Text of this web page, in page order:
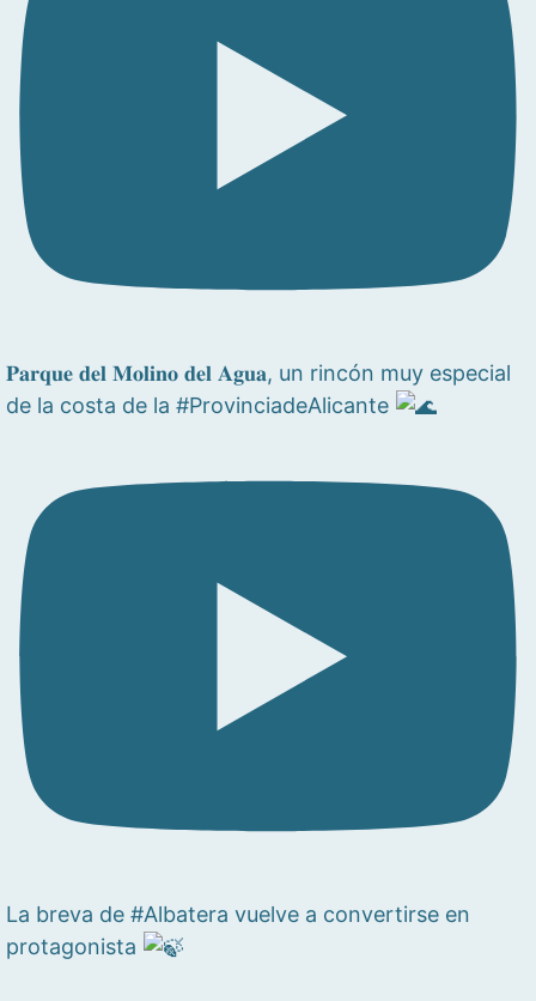
𝐏𝐚𝐫𝐪𝐮𝐞 𝐝𝐞𝐥 𝐌𝐨𝐥𝐢𝐧𝐨 𝐝𝐞𝐥 𝐀𝐠𝐮𝐚, un rincón muy especial
de la costa de la #ProvinciadeAlicante
La breva de #Albatera vuelve a convertirse en
protagonista